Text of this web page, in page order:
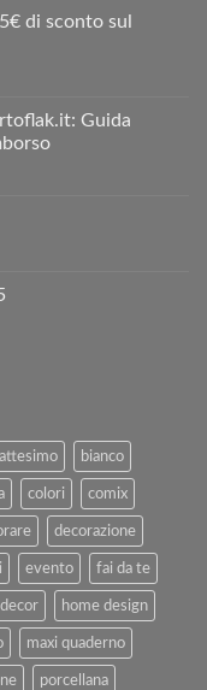
di sconto sul
Guida
bianco
colori comix
decorazione
evento fai da te
home design
maxi quaderno
porcellana